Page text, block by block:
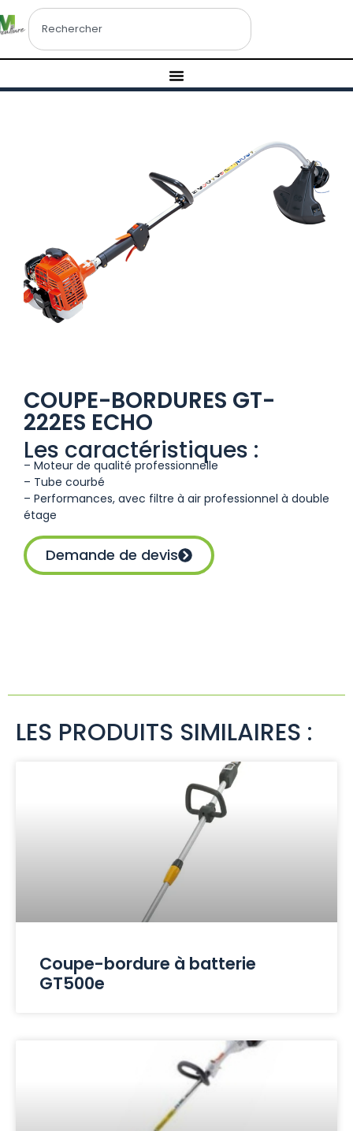
COUPE-BORDURES GT-
222ES ECHO
Les caractéristiques :
– Moteur de qualité professionnelle
– Tube courbé
– Performances, avec filtre à air professionnel à double
étage
Demande de devis
LES PRODUITS SIMILAIRES :
Coupe-bordure à batterie
GT500e